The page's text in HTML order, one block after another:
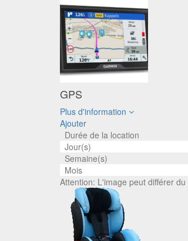
GPS
Plus d'information
Ajouter
Durée de la location
Jour(s)
Semaine(s)
Mois
Attention: L'image peut différer